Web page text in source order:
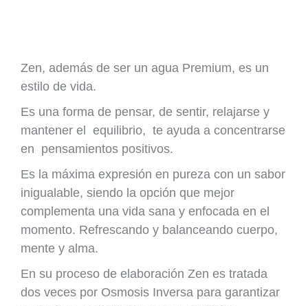
Zen, además de ser un agua Premium, es un
estilo de vida.
Es una forma de pensar, de sentir, relajarse y
mantener el equilibrio, te ayuda a concentrarse
en pensamientos positivos.
Es la máxima expresión en pureza con un sabor
inigualable, siendo la opción que mejor
complementa una vida sana y enfocada en el
momento. Refrescando y balanceando cuerpo,
mente y alma.
En su proceso de elaboración Zen es tratada
dos veces por Osmosis Inversa para garantizar